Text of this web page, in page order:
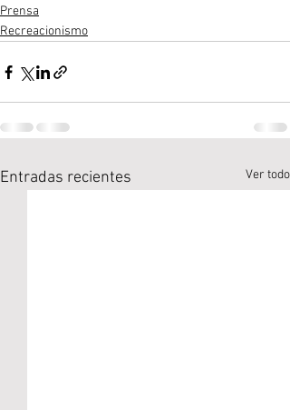
Prensa
Recreacionismo
Entradas recientes Ver todo